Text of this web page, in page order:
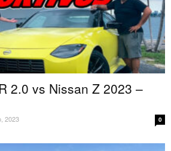
2.0 vs Nissan Z 2023 –
2023 0